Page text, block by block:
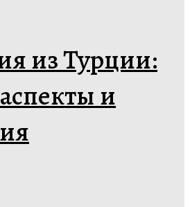
из Турции:
и